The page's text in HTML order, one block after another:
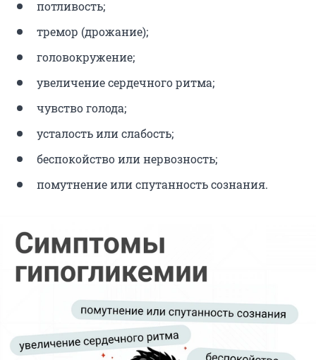
потливость;
тремор (дрожание);
головокружение;
увеличение сердечного ритма;
чувство голода;
усталость или слабость;
беспокойство или нервозность;
помутнение или спутанность сознания.